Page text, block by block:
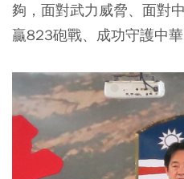
夠，面對武力威脅、面對
贏823砲戰、成功守護中華